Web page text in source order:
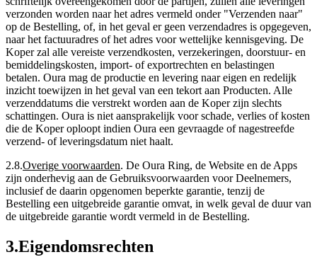
verzonden worden naar het adres vermeld onder "Verzenden naar"
op de Bestelling, of, in het geval er geen verzendadres is opgegeven,
naar het factuuradres of het adres voor wettelijke kennisgeving. De
Koper zal alle vereiste verzendkosten, verzekeringen, doorstuur- en
bemiddelingskosten, import- of exportrechten en belastingen
betalen. Oura mag de productie en levering naar eigen en redelijk
inzicht toewijzen in het geval van een tekort aan Producten. Alle
verzenddatums die verstrekt worden aan de Koper zijn slechts
schattingen. Oura is niet aansprakelijk voor schade, verlies of kosten
die de Koper oploopt indien Oura een gevraagde of nagestreefde
verzend- of leveringsdatum niet haalt.
2.8.Overige voorwaarden. De Oura Ring, de Website en de Apps
zijn onderhevig aan de Gebruiksvoorwaarden voor Deelnemers,
inclusief de daarin opgenomen beperkte garantie, tenzij de
Bestelling een uitgebreide garantie omvat, in welk geval de duur van
de uitgebreide garantie wordt vermeld in de Bestelling.
3.Eigendomsrechten